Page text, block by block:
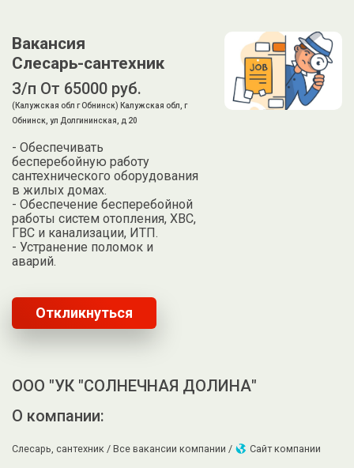
Вакансия
Слесарь-сантехник
З/п От 65000 руб.
(Калужская обл г Обнинск) Калужская обл, г
Обнинск, ул Долгининская, д 20
- Обеспечивать
бесперебойную работу
сантехнического оборудования
в жилых домах.
- Обеспечение бесперебойной
работы систем отопления, ХВС,
ГВС и канализации, ИТП.
- Устранение поломок и
аварий.
Откликнуться
ООО "УК "СОЛНЕЧНАЯ ДОЛИНА"
О компании:
Слесарь, сантехник / Все вакансии компании / Сайт компании